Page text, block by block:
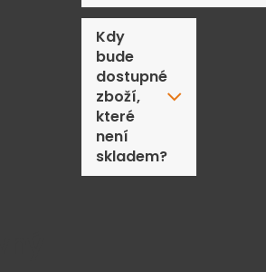
Kdy
bude
dostupné
zboží,
které
není
skladem?